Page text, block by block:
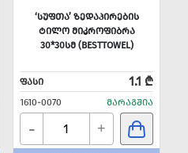
‘ᲡᲣᲤᲗᲐ’ ᲖᲔᲓᲐᲞᲘᲠᲔᲑᲘᲡ
ᲢᲘᲚᲝ ᲛᲘᲙᲠᲝᲤᲘᲑᲠᲐ
30*30ᲡᲛ (BESTTOWEL)
ᲤᲐᲡᲘ 1.1 ₾
1610-0070 ᲛᲐᲠᲐᲒᲨᲘᲐ
- +